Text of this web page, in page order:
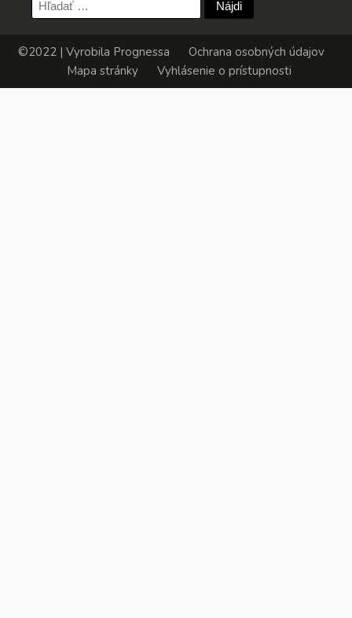
©2022 | Vyrobila Prognessa
Ochrana osobných údajov
Mapa stránky
Vyhlásenie o prístupnosti